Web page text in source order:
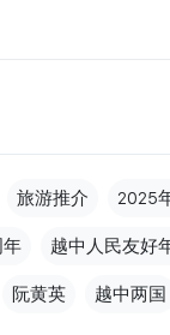
旅游推介 2025
年 越中人民友好
阮黄英 越中两国